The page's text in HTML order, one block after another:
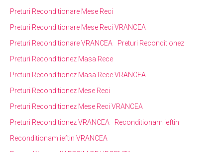
Preturi Reconditionare Mese Reci
Preturi Reconditionare Mese Reci VRANCEA
Preturi Reconditionare VRANCEA
Preturi Reconditionez
Preturi Reconditionez Masa Rece
Preturi Reconditionez Masa Rece VRANCEA
Preturi Reconditionez Mese Reci
Preturi Reconditionez Mese Reci VRANCEA
Preturi Reconditionez VRANCEA
Reconditionam ieftin
Reconditionam ieftin VRANCEA